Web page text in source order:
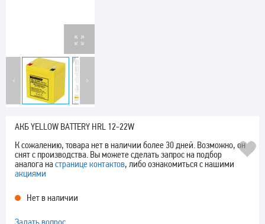
АКБ YELLOW BATTERY HRL 12-22W
К сожалению, товара нет в наличии более 30 дней. Возможно, он
снят с производства. Вы можете сделать запрос на подбор
аналога на странице контактов, либо ознакомиться с нашими
акциями
Нет в наличии